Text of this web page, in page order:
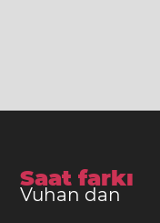
Saat farkı
Vuhan dan